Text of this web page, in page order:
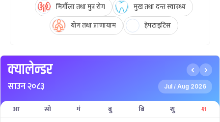
मिर्गौला तथा मुत्र रोग
मुख तथा दन्त स्वास्थ्य
योग तथा प्राणायाम
हेपटाइटिस
क्यालेन्डर
साउन २०८३ Jul / Aug 2026
आ सो मं बु बि शु श